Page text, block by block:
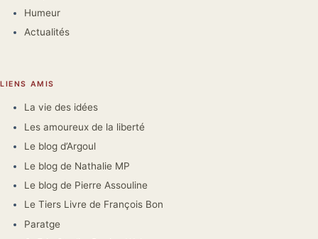
Humeur
Actualités
LIENS AMIS
La vie des idées
Les amoureux de la liberté
Le blog d’Argoul
Le blog de Nathalie MP
Le blog de Pierre Assouline
Le Tiers Livre de François Bon
Paratge